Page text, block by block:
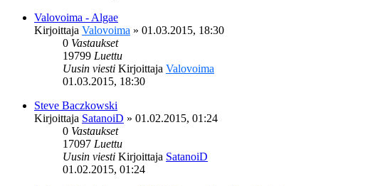
Valovoima - Algae
Kirjoittaja Valovoima » 01.03.2015, 18:30
0 Vastaukset
19799 Luettu
Uusin viesti Kirjoittaja Valovoima
01.03.2015, 18:30
Steve Baczkowski
Kirjoittaja SatanoiD » 01.02.2015, 01:24
0 Vastaukset
17097 Luettu
Uusin viesti Kirjoittaja SatanoiD
01.02.2015, 01:24